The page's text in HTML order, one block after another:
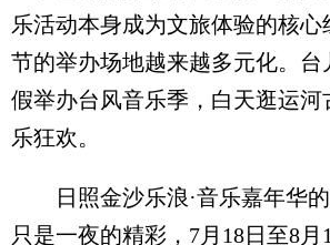
乐活动本身成为文旅体验的核
节的举办场地越来越多元化。台
假举办台风音乐季，白天逛运河
乐狂欢。
日照金沙乐浪·音乐嘉年华的
只是一夜的精彩，7月18日至8月